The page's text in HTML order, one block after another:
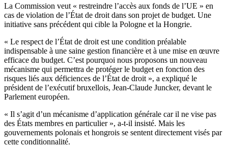
La Commission veut « restreindre l’accès aux fonds de l’UE » en
cas de violation de l’État de droit dans son projet de budget. Une
initiative sans précédent qui cible la Pologne et la Hongrie.
« Le respect de l’État de droit est une condition préalable
indispensable à une saine gestion financière et à une mise en œuvre
efficace du budget. C’est pourquoi nous proposons un nouveau
mécanisme qui permettra de protéger le budget en fonction des
risques liés aux déficiences de l’État de droit », a expliqué le
président de l’exécutif bruxellois, Jean-Claude Juncker, devant le
Parlement européen.
« Il s’agit d’un mécanisme d’application générale car il ne vise pas
des États membres en particulier », a-t-il insisté. Mais les
gouvernements polonais et hongrois se sentent directement visés par
cette conditionnalité.